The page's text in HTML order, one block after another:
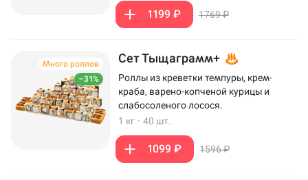
1199 ₽ 1769 ₽
–31%
Много роллов Сет Тыщаграмм+
Роллы из креветки темпуры, крем-
краба, варено-копченой курицы и
слабосоленого лосося.
1 кг · 40 шт.
1099 ₽ 1596 ₽